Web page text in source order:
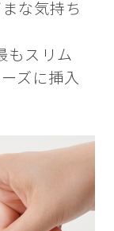
な気持ち
もスリム
ズに挿入